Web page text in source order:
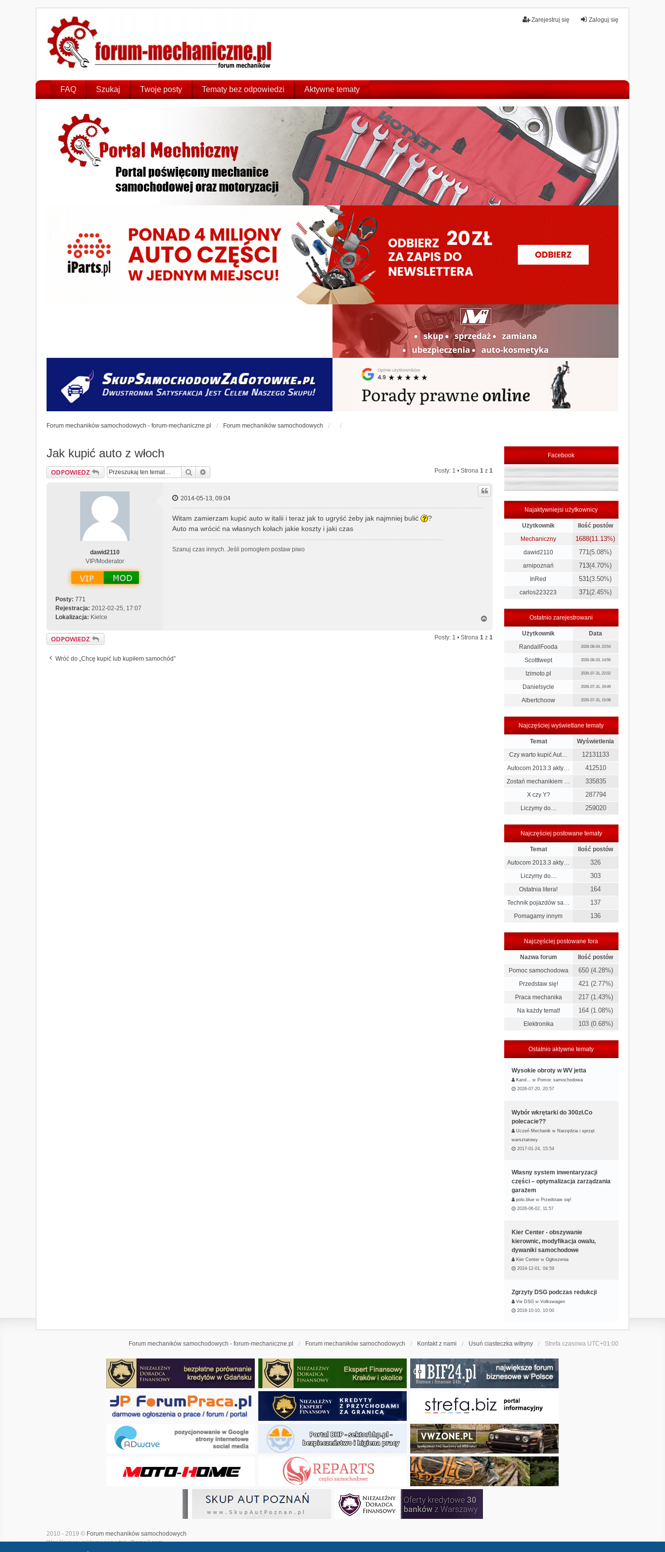
Zaloguj się
Zarejestruj się
FAQ Szukaj Twoje posty Tematy bez odpowiedzi Aktywne tematy
Forum mechaników samochodowych - forum-mechaniczne.pl Forum mechaników samochodowych
Jak kupić auto z włoch
ODPOWIEDZ Szukaj Posty: 1 • Strona 1z 1
dawid2110
VIP/Moderator
Posty: 771
Rejestracja: 2012-02-25, 17:07
Lokalizacja: Kielce
2014-05-13, 09:04
Witam zamierzam kupić auto w italii i teraz jak to ugryść żeby jak najmniej bulić
?
Auto ma wrócić na własnych kołach jakie koszty i jaki czas
Szanuj czas innych. Jeśli pomogłem postaw piwo
g
ó
ODPOWIEDZ Posty: 1 • Strona 1z 1
Wróć do „Chcę kupić lub kupiłem samochód”
Facebook
Najaktywniejsi użytkownicy
Użytkownik
Ilość postów
Mechaniczny
1688(11.13%)
dawid2110 771(5.08%)
arnipoznań 713(4.70%)
InRed 531(3.50%)
carlos223223 371(2.45%)
Ostatnio zarejestrowani
Użytkownik
Data
RandallFooda
2026-08-04, 23:54
Scotttwept 2026-08-03, 14:56
Izimoto.pl 2026-07-31, 22:02
Danielsycle 2026-07-31, 19:49
Albertchoow 2026-07-31, 15:08
Najczęściej wyświetlane tematy
Temat
Wyświetlenia
Czy warto kupić Aut…
12131133
Autocom 2013.3 akty… 412510
Zostań mechanikiem … 335835
X czy Y? 287794
Liczymy do.... 259020
Najczęściej postowane tematy
Temat
Ilość postów
Autocom 2013.3 akty…
326
Liczymy do.... 303
Ostatnia litera! 164
Technik pojazdów sa… 137
Pomagamy innym 136
Najczęściej postowane fora
Nazwa forum
Ilość postów
Pomoc samochodowa
650 (4.28%)
Przedstaw się! 421 (2.77%)
Praca mechanika 217 (1.43%)
Na każdy temat! 164 (1.08%)
Elektronika 103 (0.68%)
Ostatnio aktywne tematy
Wysokie obroty w WV jetta
Karol… w Pomoc samochodowa
2026-07-20, 20:57
Wybór wkrętarki do 300zł.Co
polecacie??
Uczeń Mechanik w Narzędzia i sprzęt
warsztatowy
2017-01-24, 15:54
Własny system inwentaryzacji
części – optymalizacja zarządzania
garażem
polo.blue w Przedstaw się!
2026-06-02, 11:57
Kier Center - obszywanie
kierownic, modyfikacja owalu,
dywaniki samochodowe
Kier Center w Ogłoszenia
2024-12-01, 04:59
Zgrzyty DSG podczas redukcji
Vw DSG w Volkswagen
2018-10-10, 10:00
Forum mechaników samochodowych - forum-mechaniczne.pl Forum mechaników samochodowych Kontakt z nami Usuń ciasteczka witryny Strefa czasowa UTC+01:00
2010 - 2019 © Forum mechaników samochodowych
Współpraca: reklamanaportalu@gmail.com